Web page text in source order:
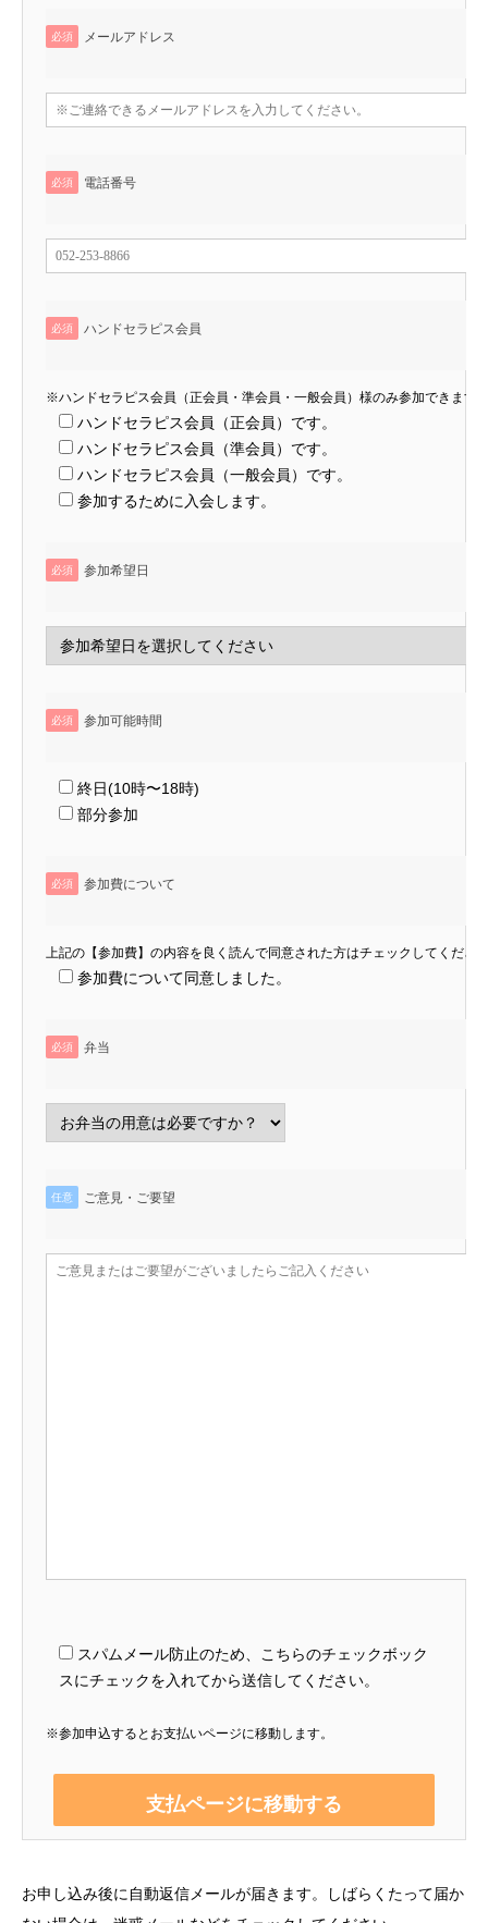
必須 メールアドレス
必須 電話番号
必須 ハンドセラピス会員
※ハンドセラピス会員（正会員・準会員・一般会員）様のみ参加できます
ハンドセラピス会員（正会員）です。
ハンドセラピス会員（準会員）です。
ハンドセラピス会員（一般会員）です。
参加するために入会します。
必須 参加希望日
必須 参加可能時間
終日(10時〜18時)
部分参加
必須 参加費について
上記の【参加費】の内容を良く読んで同意された方はチェックしてくださ
参加費について同意しました。
必須 弁当
任意 ご意見・ご要望
スパムメール防止のため、こちらのチェックボック
スにチェックを入れてから送信してください。
※参加申込するとお支払いページに移動します。
お申し込み後に自動返信メールが届きます。しばらくたって届か